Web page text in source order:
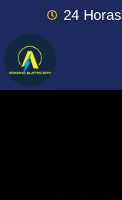
24 Horas